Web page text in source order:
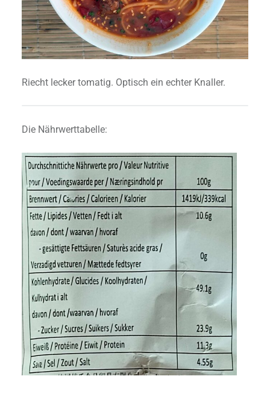
Riecht lecker tomatig. Optisch ein echter Knaller.
Die Nährwerttabelle: